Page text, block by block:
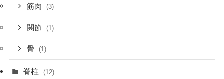
筋肉 (3)
関節 (1)
骨 (1)
脊柱 (12)